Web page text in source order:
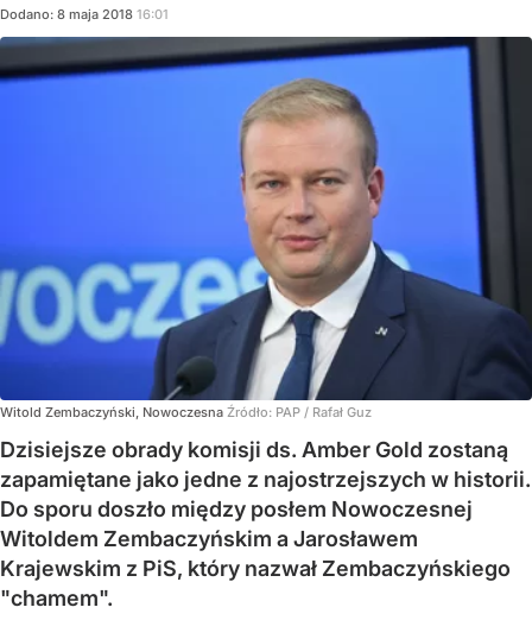
Dodano: 8 maja 2018 16:01
Witold Zembaczyński, Nowoczesna Źródło: PAP / Rafał Guz
Dzisiejsze obrady komisji ds. Amber Gold zostaną
zapamiętane jako jedne z najostrzejszych w historii.
Do sporu doszło między posłem Nowoczesnej
Witoldem Zembaczyńskim a Jarosławem
Krajewskim z PiS, który nazwał Zembaczyńskiego
"chamem".